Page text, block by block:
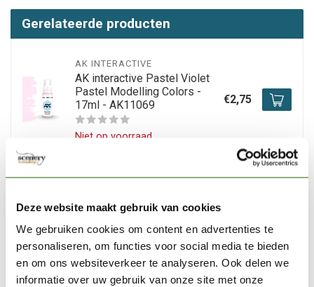
Deze website maakt gebruik van cookies
We gebruiken cookies om content en advertenties te
personaliseren, om functies voor social media te bieden
en om ons websiteverkeer te analyseren. Ook delen we
informatie over uw gebruik van onze site met onze
Gerelateerde producten
AK INTERACTIVE
AK interactive Pastel Violet
Pastel Modelling Colors -
17ml - AK11069
Niet op voorraad
€2,75
AK INTERACTIVE
Acrylic Modelling Colors -
17ml - AK11125
Niet op voorraad